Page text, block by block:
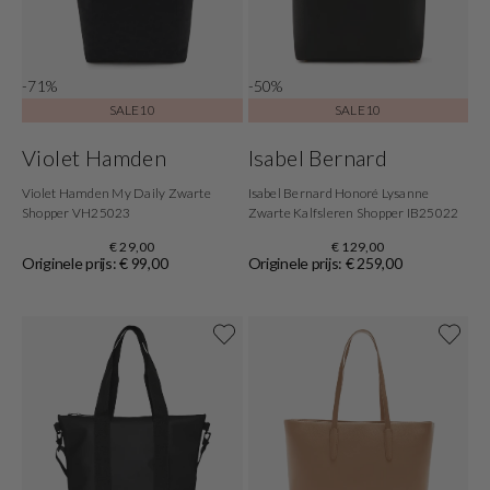
-71%
SALE10
Violet Hamden
Violet Hamden My Daily Zwarte
Shopper VH25023
€ 29,00
Originele prijs: € 99,00
-50%
SALE10
Isabel Bernard
Isabel Bernard Honoré Lysanne
Zwarte Kalfsleren Shopper IB25022
€ 129,00
Originele prijs: € 259,00